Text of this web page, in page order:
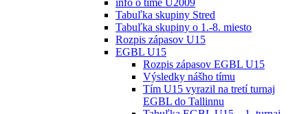
Tabuľka skupiny Stred
Tabuľka skupiny o 1.-8. miesto
Rozpis zápasov U15
EGBL U15
Rozpis zápasov EGBL U15
Výsledky nášho tímu
Tím U15 vyrazil na tretí turnaj
EGBL do Tallinnu